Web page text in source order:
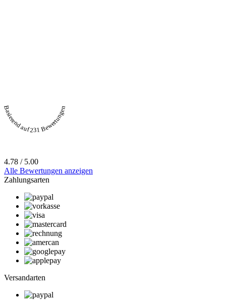
Basierend auf 231 Bewertungen
4.78 / 5.00
Alle Bewertungen anzeigen
Zahlungsarten
Versandarten